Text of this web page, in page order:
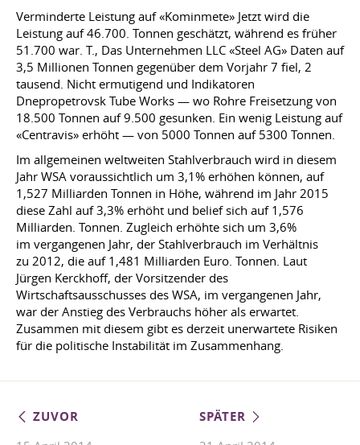
Verminderte Leistung auf «Kominmete» Jetzt wird die
Leistung auf 46.700. Tonnen geschätzt, während es früher
51.700 war. T., Das Unternehmen LLC «Steel AG» Daten auf
3,5 Millionen Tonnen gegenüber dem Vorjahr 7 fiel, 2
tausend. Nicht ermutigend und Indikatoren
Dnepropetrovsk Tube Works — wo Rohre Freisetzung von
18.500 Tonnen auf 9.500 gesunken. Ein wenig Leistung auf
«Centravis» erhöht — von 5000 Tonnen auf 5300 Tonnen.
Im allgemeinen weltweiten Stahlverbrauch wird in diesem
Jahr WSA voraussichtlich um 3,1% erhöhen können, auf
1,527 Milliarden Tonnen in Höhe, während im Jahr 2015
diese Zahl auf 3,3% erhöht und belief sich auf 1,576
Milliarden. Tonnen. Zugleich erhöhte sich um 3,6%
im vergangenen Jahr, der Stahlverbrauch im Verhältnis
zu 2012, die auf 1,481 Milliarden Euro. Tonnen. Laut
Jürgen Kerckhoff, der Vorsitzender des
Wirtschaftsausschusses des WSA, im vergangenen Jahr,
war der Anstieg des Verbrauchs höher als erwartet.
Zusammen mit diesem gibt es derzeit unerwartete Risiken
für die politische Instabilität im Zusammenhang.
ZUVOR SPÄTER